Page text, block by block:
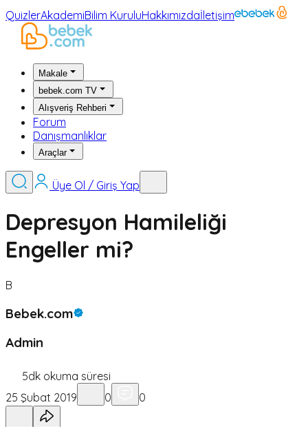
QuizlerAkademiBilim KuruluHakkımızdaİletişim
Makale
bebek.com TV
Alışveriş Rehberi
Forum
Danışmanlıklar
Araçlar
Üye Ol / Giriş Yap
Depresyon Hamileliği
Engeller mi?
B
Bebek.com
Admin
5dk okuma süresi
25 Şubat 2019
0 0